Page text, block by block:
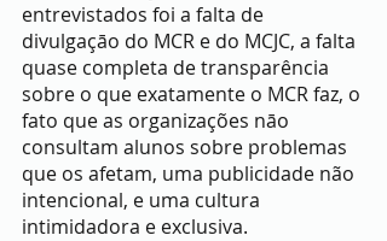
entrevistados foi a falta de
divulgaçāo do MCR e do MCJC, a falta
quase completa de transparência
sobre o que exatamente o MCR faz, o
fato que as organizações nāo
consultam alunos sobre problemas
que os afetam, uma publicidade não
intencional, e uma cultura
intimidadora e exclusiva.